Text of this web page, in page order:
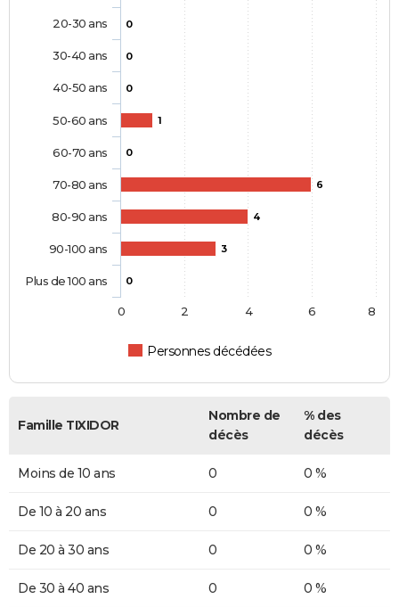
0
0
0
1
0
6
4
3
0
Personnes décédées
20-30 ans
30-40 ans
40-50 ans
50-60 ans
60-70 ans
70-80 ans
80-90 ans
90-100 ans
Plus de 100 ans
0 2 4 6 8
Famille TIXIDOR
Nombre de
décès
% des
décès
Moins de 10 ans 0 0 %
De 10 à 20 ans 0 0 %
De 20 à 30 ans 0 0 %
De 30 à 40 ans 0 0 %